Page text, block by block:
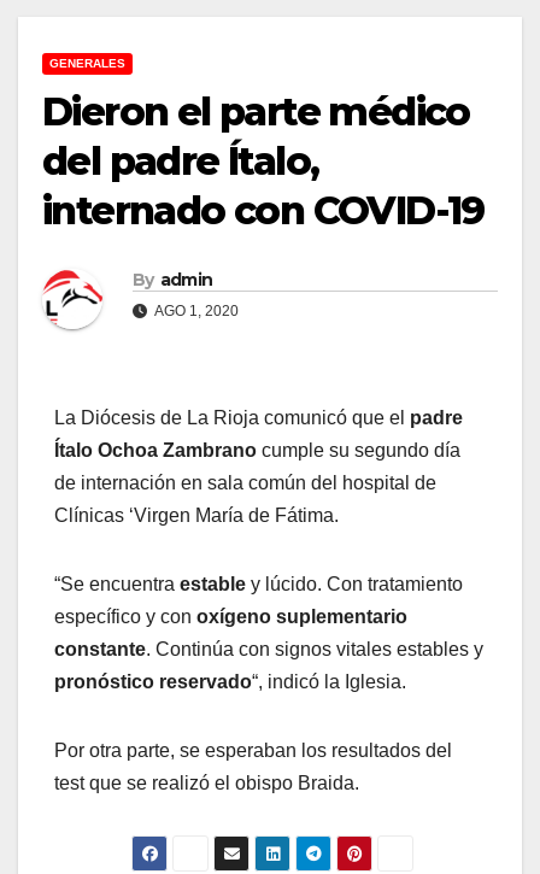
GENERALES
Dieron el parte médico
del padre Ítalo,
internado con COVID-19
By admin
AGO 1, 2020
La Diócesis de La Rioja comunicó que el padre
Ítalo Ochoa Zambrano cumple su segundo día
de internación en sala común del hospital de
Clínicas ‘Virgen María de Fátima.
“Se encuentra estable y lúcido. Con tratamiento
específico y con oxígeno suplementario
constante. Continúa con signos vitales estables y
pronóstico reservado“, indicó la Iglesia.
Por otra parte, se esperaban los resultados del
test que se realizó el obispo Braida.